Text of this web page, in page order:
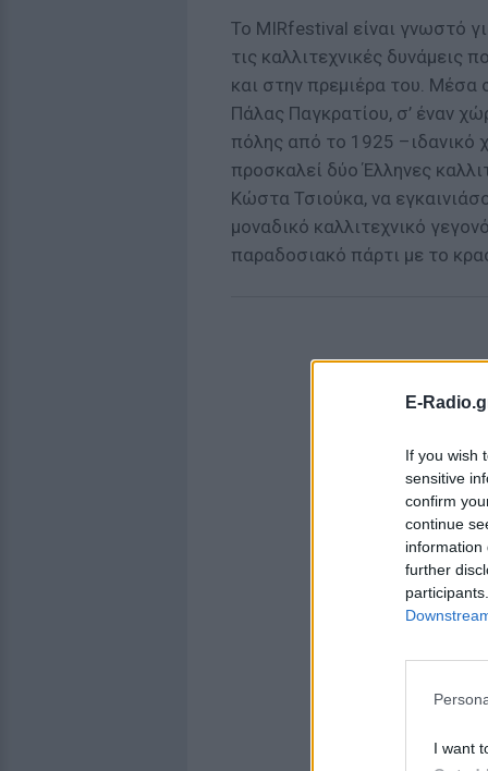
E-
If you wish
sensitive
confirm
continue
information
further
I want
Το MIRfestival είναι γνωστό
τις καλλιτεχνικές δυνάμεις
και στην πρεμιέρα του. Μέσα
Πάλας Παγκρατίου, σ’ έναν
πόλης από το 1925 –ιδανικό
προσκαλεί δύο Έλληνες
Κώστα Τσιούκα, να
μοναδικό καλλιτεχνικό
παραδοσιακό πάρτι με το